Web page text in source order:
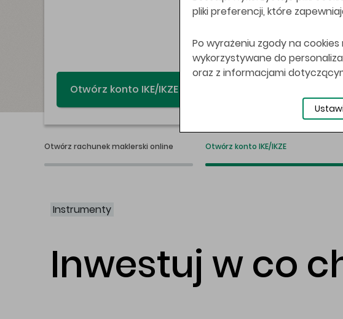
Świat bez swap
Otwórz rachunek maklerski online Otwórz konto IKE/IKZE
Instrumenty
Inwestuj w co
pliki preferencji, które
Po wyrażeniu zgody na
wykorzystywane do
oraz z informacjami